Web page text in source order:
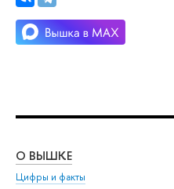
О ВЫШКЕ
Цифры и факты